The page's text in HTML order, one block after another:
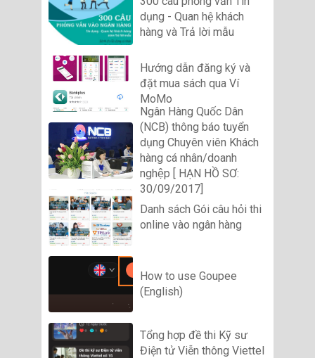
dụng - Quan hệ khách
hàng và Trả lời mẫu
Hướng dẫn đăng ký và
đặt mua sách qua Ví
MoMo
Ngân Hàng Quốc Dân
(NCB) thông báo tuyển
dụng Chuyên viên Khách
hàng cá nhân/doanh
nghệp [ HẠN HỒ SƠ:
30/09/2017]
Danh sách Gói câu hỏi thi
online vào ngân hàng
How to use Goupee
(English)
Tổng hợp đề thi Kỹ sư
Điện tử Viễn thông Viettel